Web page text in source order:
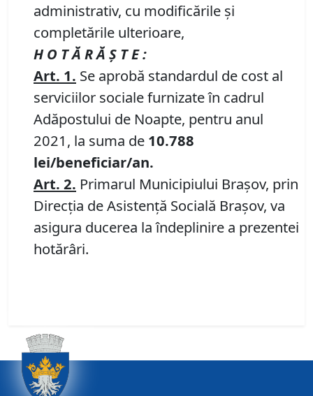
administrativ, cu modificările și
completările ulterioare,
H O T Ă R Ă Ş T E :
Art. 1. Se aprobă standardul de cost al
serviciilor sociale furnizate în cadrul
Adăpostului de Noapte, pentru anul
2021, la suma de 10.788
lei/beneficiar/an.
Art. 2. Primarul Municipiului Braşov, prin
Direcția de Asistență Socială Brașov, va
asigura ducerea la îndeplinire a prezentei
hotărâri.